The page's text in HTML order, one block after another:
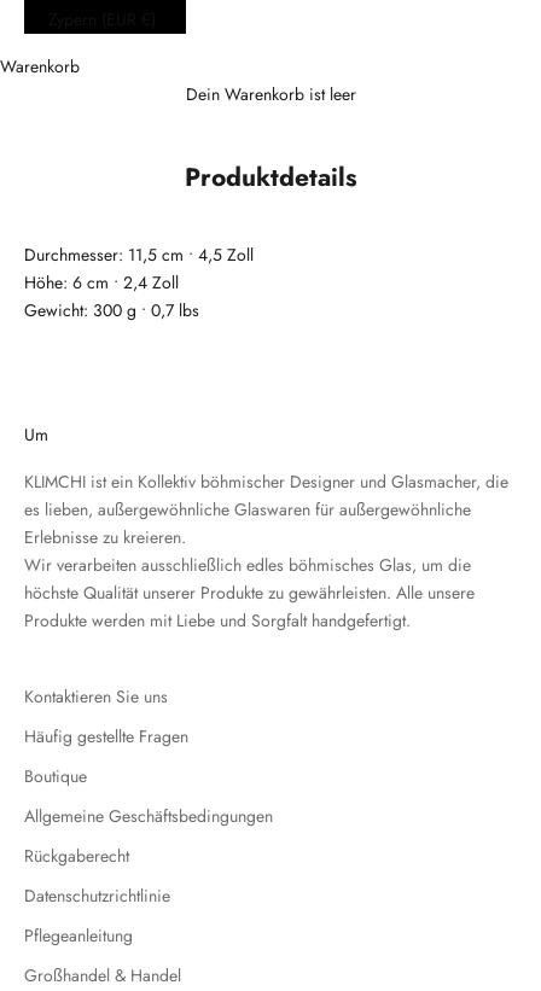
Warenkorb
Dein Warenkorb ist leer
Produktdetails
Durchmesser: 11,5 cm • 4,5 Zoll
Höhe: 6 cm • 2,4 Zoll
Gewicht: 300 g • 0,7 lbs
Um
KLIMCHI ist ein Kollektiv böhmischer Designer und Glasmacher, die
es lieben, außergewöhnliche Glaswaren für außergewöhnliche
Erlebnisse zu kreieren.
Wir verarbeiten ausschließlich edles böhmisches Glas, um die
höchste Qualität unserer Produkte zu gewährleisten. Alle unsere
Produkte werden mit Liebe und Sorgfalt handgefertigt.
Kontaktieren Sie uns
Häufig gestellte Fragen
Boutique
Allgemeine Geschäftsbedingungen
Rückgaberecht
Datenschutzrichtlinie
Pflegeanleitung
Großhandel & Handel